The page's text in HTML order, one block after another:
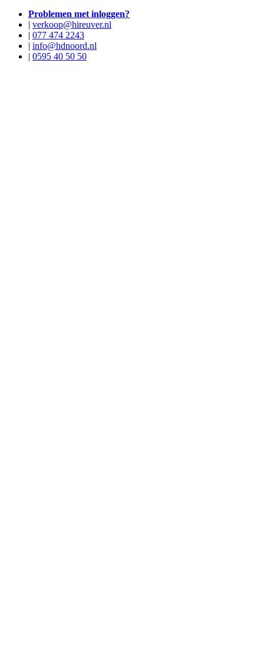
Problemen met inloggen?
| verkoop@hireuver.nl
| 077 474 2243
| info@hdnoord.nl
| 0595 40 50 50